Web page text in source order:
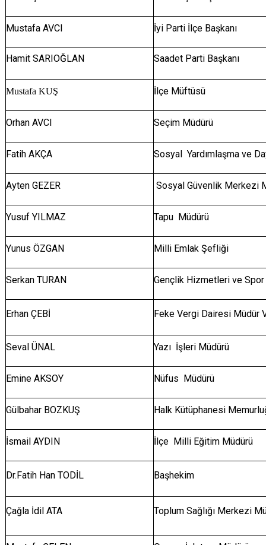
Mustafa AVCI İyi Parti İlçe Başkanı
Hamit SARIOĞLAN Saadet Parti Başkanı
Mustafa KUŞ İlçe Müftüsü
Orhan AVCI Seçim Müdürü
Fatih AKÇA Sosyal Yardımlaşma ve
Ayten GEZER Sosyal Güvenlik Merkezi
Yusuf YILMAZ Tapu Müdürü
Yunus ÖZGAN Milli Emlak Şefliği
Serkan TURAN Gençlik Hizmetleri ve Spor
Erhan ÇEBİ Feke Vergi Dairesi Müdür
Seval ÜNAL Yazı İşleri Müdürü
Emine AKSOY Nüfus Müdürü
Gülbahar BOZKUŞ Halk Kütüphanesi
İsmail AYDIN İlçe Milli Eğitim Müdürü
Dr.Fatih Han TODİL Başhekim
Çağla İdil ATA Toplum Sağlığı